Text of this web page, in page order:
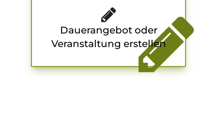
Dauerangebot oder
Veranstaltung erstellen